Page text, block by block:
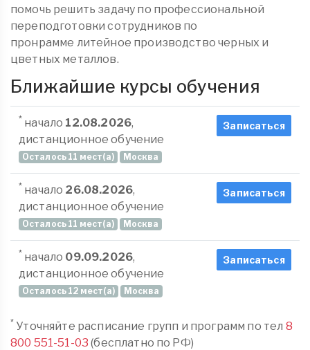
помочь решить задачу по профессиональной
переподготовки сотрудников по
пронрамме литейное производство черных и
цветных металлов.
Ближайшие курсы обучения
* начало 12.08.2026,
дистанционное обучение
Осталось 11 мест(а) Москва
Записаться
* начало 26.08.2026,
дистанционное обучение
Осталось 11 мест(а) Москва
Записаться
* начало 09.09.2026,
дистанционное обучение
Осталось 12 мест(а) Москва
Записаться
* Уточняйте расписание групп и программ по тел 8
800 551-51-03 (бесплатно по РФ)